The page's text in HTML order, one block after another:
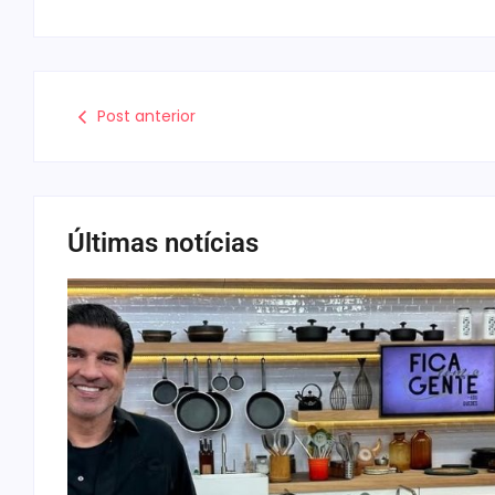
Post anterior
Últimas notícias